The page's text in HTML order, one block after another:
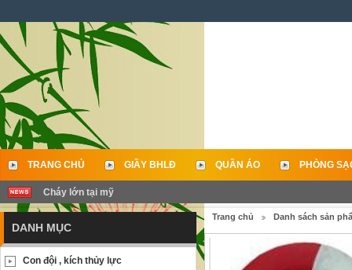
TRANG CHỦ GIẦY BHLĐ QUẦN ÁO PHÒNG
LIÊN HỆ
Cháy lớn tại mỹ
Trang chủ Danh sách sản
DANH MỤC
Con đội , kích thủy lực